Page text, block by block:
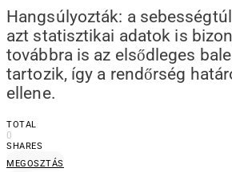
Hangsúlyozták: a
azt statisztikai adatok is
továbbra is az elsődleges
tartozik, így a rendőrség
ellene.
TOTAL
0
SHARES
MEGOSZTÁS